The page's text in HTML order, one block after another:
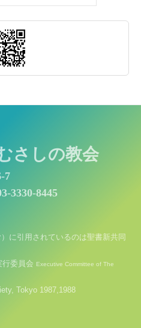
さしの教会
7
3330-8445
に引用されているのは聖書新共同
委員会 Executive Committee of The
Tokyo 1987,1988